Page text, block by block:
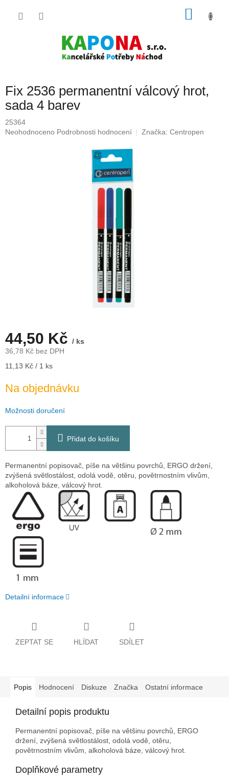
Fix 2536 permanentní válcový hrot,
sada 4 barev
25364
Průměrné
Neohodnoceno Podrobnosti hodnocení Značka: Centropen
44,50 Kč / ks
36,78 Kč bez DPH
Měrná
11,13 Kč / 1 ks
Na objednávku
Možnosti doručení
Přidat do košíku
Permanentní popisovač, píše na většinu povrchů, ERGO držení,
zvýšená světlostálost, odolá vodě, otěru, povětrnostním vlivům,
alkoholová báze, válcový hrot.
Detailní informace
ZEPTAT SE HLÍDAT SDÍLET
Popis Hodnocení Diskuze Značka Ostatní informace
Detailní popis produktu
Permanentní popisovač, píše na většinu povrchů, ERGO
držení, zvýšená světlostálost, odolá vodě, otěru,
povětrnostním vlivům, alkoholová báze, válcový hrot.
Doplňkové parametry